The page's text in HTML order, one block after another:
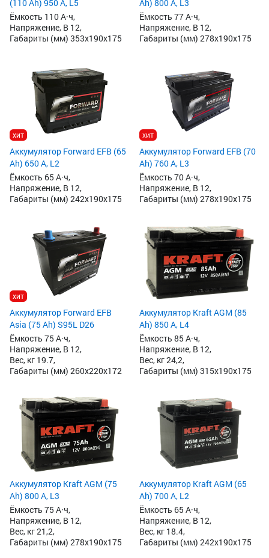
(110 Ah) 950 А, L5
Ёмкость 110 А·ч,
Напряжение, В 12,
Габариты (мм) 353x190x175
Ah) 800 А, L3
Ёмкость 77 А·ч,
Напряжение, В 12,
Габариты (мм) 278x190x175
хит
Аккумулятор Forward EFB (65
Ah) 650 А, L2
Ёмкость 65 А·ч,
Напряжение, В 12,
Габариты (мм) 242x190x175
хит
Аккумулятор Forward EFB (70
Ah) 760 А, L3
Ёмкость 70 А·ч,
Напряжение, В 12,
Габариты (мм) 278x190x175
хит
Аккумулятор Forward EFB
Asia (75 Ah) S95L D26
Ёмкость 75 А·ч,
Напряжение, В 12,
Вес, кг 19.7,
Габариты (мм) 260x220x172
Аккумулятор Kraft AGM (85
Ah) 850 А, L4
Ёмкость 85 А·ч,
Напряжение, В 12,
Вес, кг 24,2,
Габариты (мм) 315x190x175
Аккумулятор Kraft AGM (75
Ah) 800 А, L3
Ёмкость 75 А·ч,
Напряжение, В 12,
Вес, кг 21,2,
Габариты (мм) 278x190x175
Аккумулятор Kraft AGM (65
Ah) 700 А, L2
Ёмкость 65 А·ч,
Напряжение, В 12,
Вес, кг 18.4,
Габариты (мм) 242x190x175